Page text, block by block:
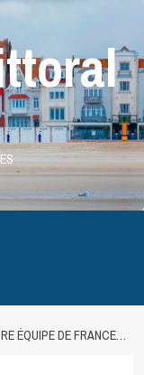
ÉQUIPE DE FRANCE…